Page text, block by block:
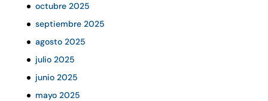
octubre 2025
septiembre 2025
agosto 2025
julio 2025
junio 2025
mayo 2025